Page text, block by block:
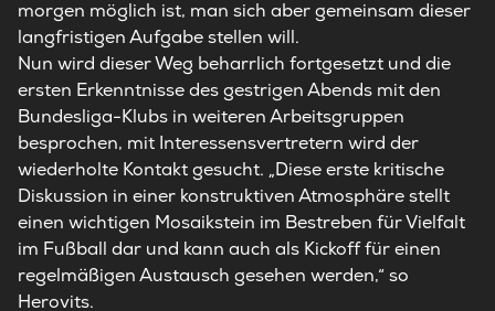
morgen möglich ist, man sich aber gemeinsam dieser
langfristigen Aufgabe stellen will.
Nun wird dieser Weg beharrlich fortgesetzt und die
ersten Erkenntnisse des gestrigen Abends mit den
Bundesliga-Klubs in weiteren Arbeitsgruppen
besprochen, mit Interessensvertretern wird der
wiederholte Kontakt gesucht. „Diese erste kritische
Diskussion in einer konstruktiven Atmosphäre stellt
einen wichtigen Mosaikstein im Bestreben für Vielfalt
im Fußball dar und kann auch als Kickoff für einen
regelmäßigen Austausch gesehen werden,“ so
Herovits.